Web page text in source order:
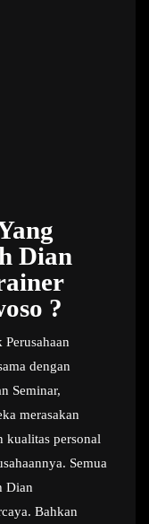
Dian
?
dengan
Seminar,
merasakan
kualitas personal
Semua
Dian
Bahkan